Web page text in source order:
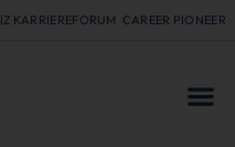
IZ KARRIEREFORUM CAREER PIONEER